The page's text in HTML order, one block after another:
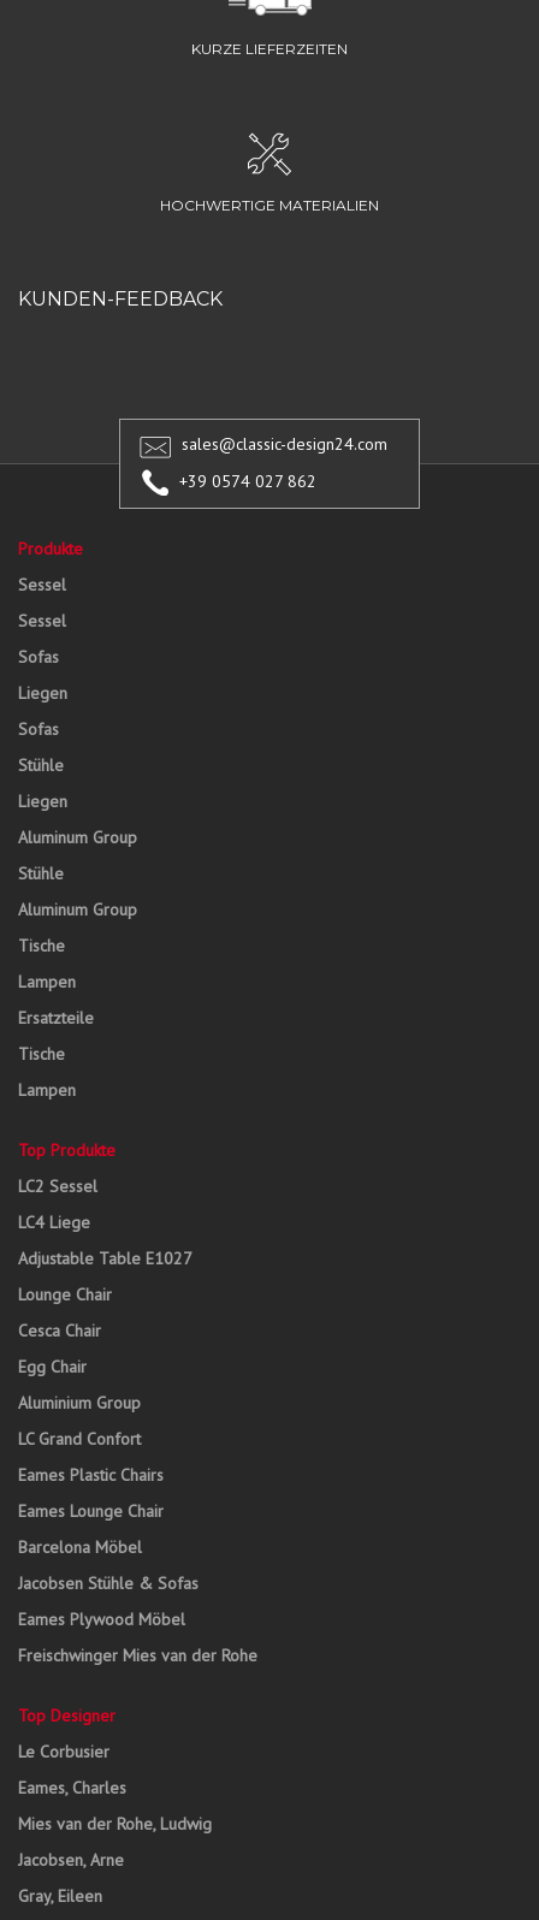
KURZE LIEFERZEITEN
HOCHWERTIGE MATERIALIEN
KUNDEN-FEEDBACK
sales@classic-design24.com
+39 0574 027 862
Produkte
Sessel
Sessel
Sofas
Liegen
Sofas
Stühle
Liegen
Aluminum Group
Stühle
Aluminum Group
Tische
Lampen
Ersatzteile
Tische
Lampen
Top Produkte
LC2 Sessel
LC4 Liege
Adjustable Table E1027
Lounge Chair
Cesca Chair
Egg Chair
Aluminium Group
LC Grand Confort
Eames Plastic Chairs
Eames Lounge Chair
Barcelona Möbel
Jacobsen Stühle & Sofas
Eames Plywood Möbel
Freischwinger Mies van der Rohe
Top Designer
Le Corbusier
Eames, Charles
Mies van der Rohe, Ludwig
Jacobsen, Arne
Gray, Eileen